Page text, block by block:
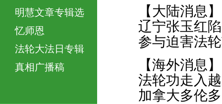
明慧文章专辑选
忆师恩
法轮大法日专辑
真相广播稿
【大陆消息】
辽宁张玉红
参与迫害法
【海外消息】
法轮功走入
加拿大多伦